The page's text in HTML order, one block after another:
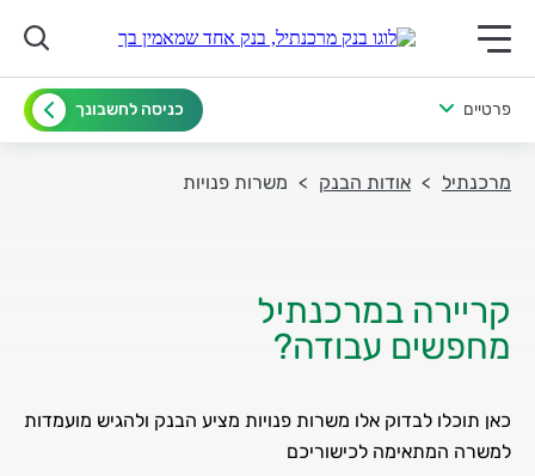
תפריט ראשי לנייד
פרטיים כניסה לחשבונך
מרכנתיל אודות הבנק משרות פנויות
כאן תוכלו לבדוק אלו משרות פנויות מציע הבנק ולהגיש מועמדות